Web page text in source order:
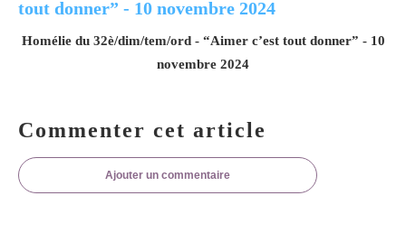
Homélie du 32è/dim/tem/ord - “Aimer c’est tout donner” - 10
novembre 2024
Commenter cet article
Ajouter un commentaire